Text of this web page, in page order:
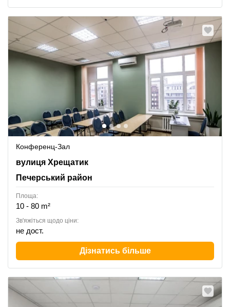
Конференц-Зал
Khreschatyk Street 7/11, Печерський район
вулиця Хрещатик
Печерський район
Площа:
10 - 80 m²
Зв'яжіться щодо ціни:
не дост.
Дізнатись більше